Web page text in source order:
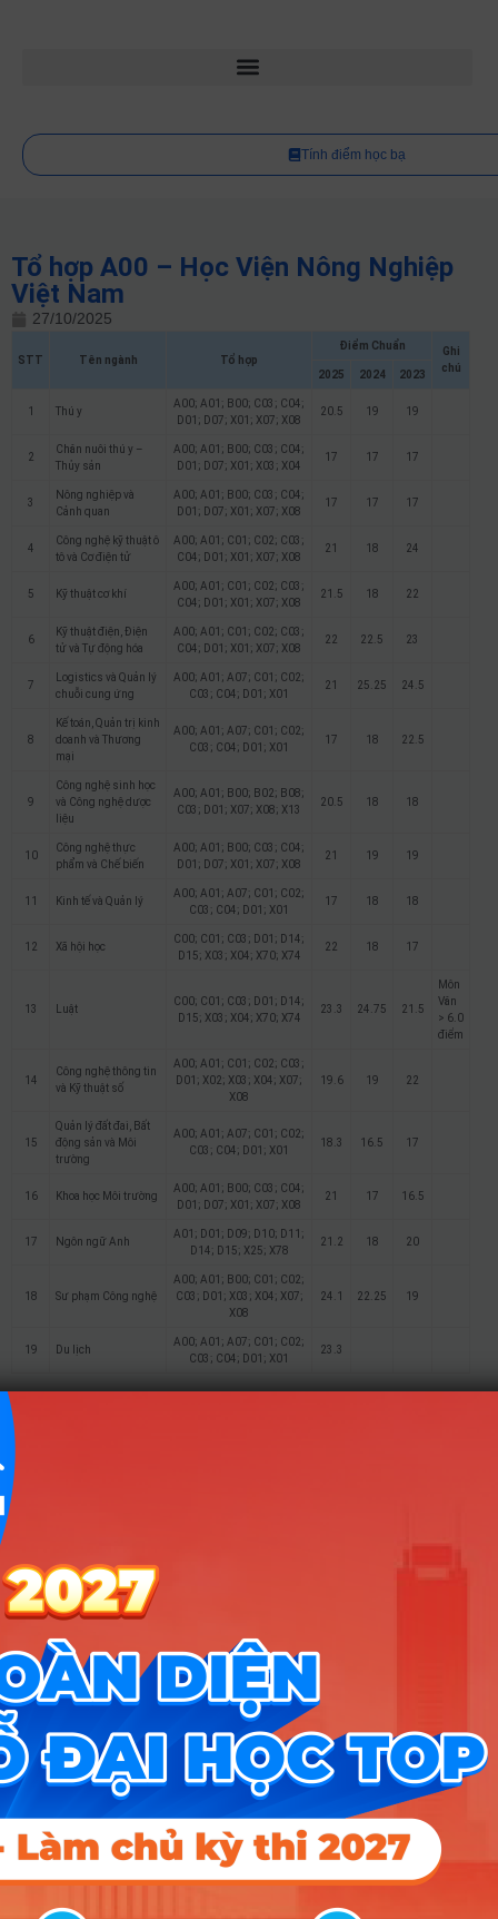
Tính điểm học bạ
Tổ hợp A00 – Học Viện Nông Nghiệp
Việt Nam
27/10/2025
STT Tên ngành Tổ hợp
Điểm Chuẩn
Ghi
chú
2025 2024 2023
1 Thú y
A00; A01; B00; C03; C04;
D01; D07; X01; X07; X08
20.5 19 19
2
Chăn nuôi thú y –
Thủy sản
A00; A01; B00; C03; C04;
D01; D07; X01; X03; X04
17 17 17
3
Nông nghiệp và
Cảnh quan
A00; A01; B00; C03; C04;
D01; D07; X01; X07; X08
17 17 17
4
Công nghệ kỹ thuật ô
tô và Cơ điện tử
A00; A01; C01; C02; C03;
C04; D01; X01; X07; X08
21 18 24
5 Kỹ thuật cơ khí
A00; A01; C01; C02; C03;
C04; D01; X01; X07; X08
21.5 18 22
6
Kỹ thuật điện, Điện
tử và Tự động hóa
A00; A01; C01; C02; C03;
C04; D01; X01; X07; X08
22 22.5 23
7
Logistics và Quản lý
chuỗi cung ứng
A00; A01; A07; C01; C02;
C03; C04; D01; X01
21 25.25 24.5
8
Kế toán, Quản trị kinh
doanh và Thương
mại
A00; A01; A07; C01; C02;
C03; C04; D01; X01
17 18 22.5
9
Công nghệ sinh học
và Công nghệ dược
liệu
A00; A01; B00; B02; B08;
C03; D01; X07; X08; X13
20.5 18 18
10
Công nghệ thực
phẩm và Chế biến
A00; A01; B00; C03; C04;
D01; D07; X01; X07; X08
21 19 19
11 Kinh tế và Quản lý
A00; A01; A07; C01; C02;
C03; C04; D01; X01
17 18 18
12 Xã hội học
C00; C01; C03; D01; D14;
D15; X03; X04; X70; X74
22 18 17
13 Luật
C00; C01; C03; D01; D14;
D15; X03; X04; X70; X74
23.3 24.75 21.5
Môn
Văn
> 6.0
điểm
14
Công nghệ thông tin
và Kỹ thuật số
A00; A01; C01; C02; C03;
D01; X02; X03; X04; X07;
X08
19.6 19 22
15
Quản lý đất đai, Bất
động sản và Môi
trường
A00; A01; A07; C01; C02;
C03; C04; D01; X01
18.3 16.5 17
16 Khoa học Môi trường
A00; A01; B00; C03; C04;
D01; D07; X01; X07; X08
21 17 16.5
17 Ngôn ngữ Anh
A01; D01; D09; D10; D11;
D14; D15; X25; X78
21.2 18 20
18 Sư phạm Công nghệ
A00; A01; B00; C01; C02;
C03; D01; X03; X04; X07;
X08
24.1 22.25 19
19 Du lịch
A00; A01; A07; C01; C02;
C03; C04; D01; X01
23.3
3
Nông nghiệp và
Cảnh quan
A00; A01; B00; C03;
Công nghệ kỹ
thuật ô tô và Cơ
điện tử
A00; A01; C01; C02;
C03; C04; D01; X01;
X07; X08
Kỹ thuật cơ khí
A00; A01; C01; C02;
C03; C04; D01; X01;
X07; X08
24.5 24
Kỹ thuật điện,
Điện tử và Tự
A00; A01; C01; C02;
C03; C04; D01; X01;
7
Logistics và
Quản lý chuỗi
A00; A01; A07; C01;
C02; C03; C04; D01;
24 24